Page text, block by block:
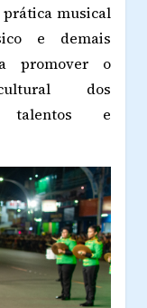
prática musical
e demais
promover o
cultural dos
talentos e